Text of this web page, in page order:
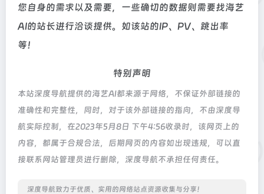
您自身的需求以及需要，一些确切的数据则需要找海艺
AI的站长进行洽谈提供。如该站的IP、PV、跳出率
等！
特别声明
本站深度导航提供的海艺AI都来源于网络，不保证外部链接的
准确性和完整性，同时，对于该外部链接的指向，不由深度导
航实际控制，在2023年5月8日 下午4:56收录时，该网页上的
内容，都属于合规合法，后期网页的内容如出现违规，可以直
接联系网站管理员进行删除，深度导航不承担任何责任。
深度导航致力于优质、实用的网络站点资源收集与分享！